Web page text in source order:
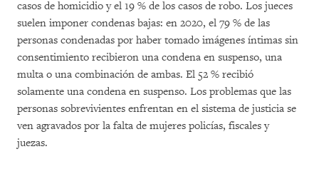
casos de homicidio y el 19 % de los casos de robo. Los jueces
suelen imponer condenas bajas: en 2020, el 79 % de las
personas condenadas por haber tomado imágenes íntimas sin
consentimiento recibieron una condena en suspenso, una
multa o una combinación de ambas. El 52 % recibió
solamente una condena en suspenso. Los problemas que las
personas sobrevivientes enfrentan en el sistema de justicia se
ven agravados por la falta de mujeres policías, fiscales y
juezas.